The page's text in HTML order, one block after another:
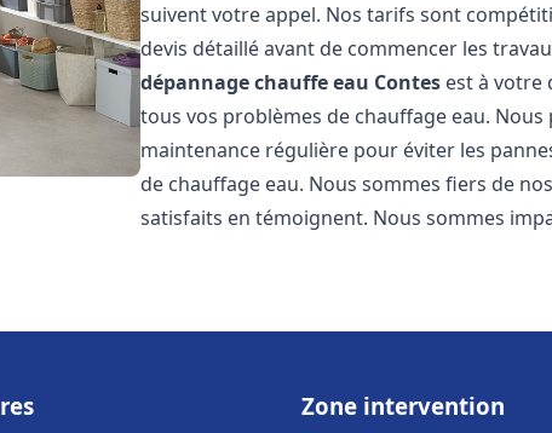
suivent votre appel. Nos tarifs sont
devis détaillé avant de commencer les
dépannage chauffe eau Contes est à votre
tous vos problèmes de chauffage eau.
maintenance régulière pour éviter les
de chauffage eau. Nous sommes fiers de
satisfaits en témoignent. Nous sommes
Zone intervention